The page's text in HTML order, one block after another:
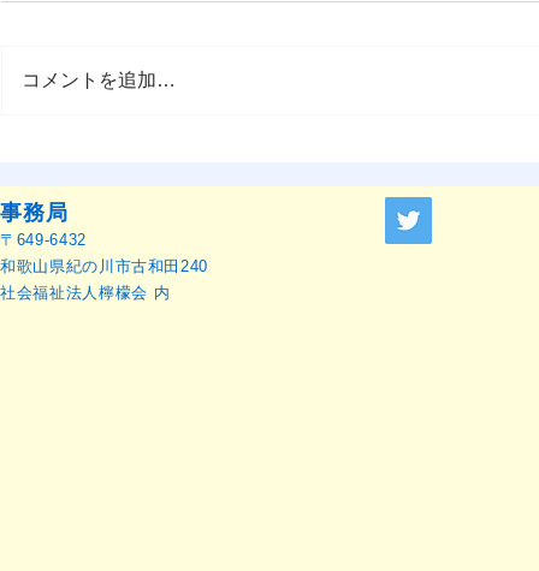
催のお知らせ
ャーナル』
せ
コメントを追加…
事務局
〒649-6432
和歌山県紀の川市古和田240
社会福祉法人檸檬会 内